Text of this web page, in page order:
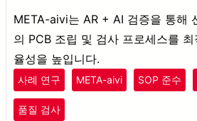
META-aivi는 AR + AI 검증을 통해
의 PCB 조립 및 검사 프로세스를
율성을 높입니다.
사례 연구 META-aivi SOP 준수
품질 검사